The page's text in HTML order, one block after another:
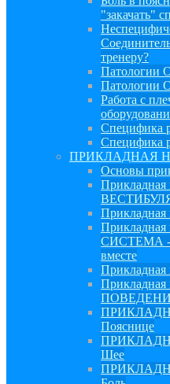
"закачать"
тренеру?
Патологии
Патологии
Работа с
Специфика
Специфика
ПРИКЛАДНАЯ
Основы
Прикладная
СИСТЕМА -
вместе
Пояснице
Шее